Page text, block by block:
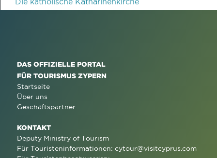
DAS OFFIZIELLE PORTAL
FÜR TOURISMUS ZYPERN
Startseite
Über uns
Geschäftspartner
KONTAKT
Deputy Ministry of Tourism
Für Touristeninformationen: cytour@visitcyprus.com